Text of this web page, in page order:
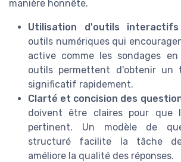
manière honnête.
Utilisation d'outils interactifs
outils numériques qui
active comme les sondages
outils permettent d'obtenir un
significatif rapidement.
Clarté et concision des
doivent être claires pour que
pertinent. Un modèle de
structuré facilite la tâche
améliore la qualité des réponses.